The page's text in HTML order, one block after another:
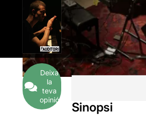
Deixa
la
teva
opinió
Sinopsi